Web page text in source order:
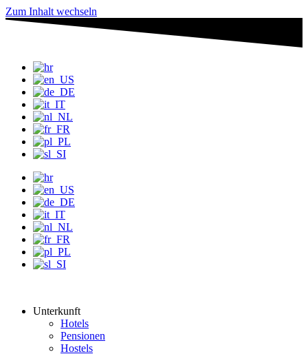
Zum Inhalt wechseln
Unterkunft
Hotels
Pensionen
Hostels